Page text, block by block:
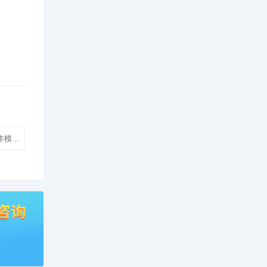
板建站】